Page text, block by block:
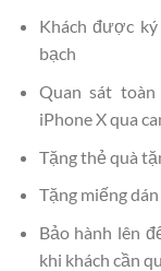
Khách được
bạch
Quan sát
iPhone X qua
Tặng thẻ quà
Tặng miếng
Bảo hành lên
khi khách cần